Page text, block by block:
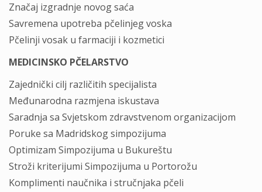
Značaj izgradnje novog saća
Savremena upotreba pčelinjeg voska
Pčelinji vosak u farmaciji i kozmetici
MEDICINSKO PČELARSTVO
Zajednički cilj različitih specijalista
Međunarodna razmjena iskustava
Saradnja sa Svjetskom zdravstvenom organizacijom
Poruke sa Madridskog simpozijuma
Optimizam Simpozijuma u Bukureštu
Stroži kriterijumi Simpozijuma u Portorožu
Komplimenti naučnika i stručnjaka pčeli